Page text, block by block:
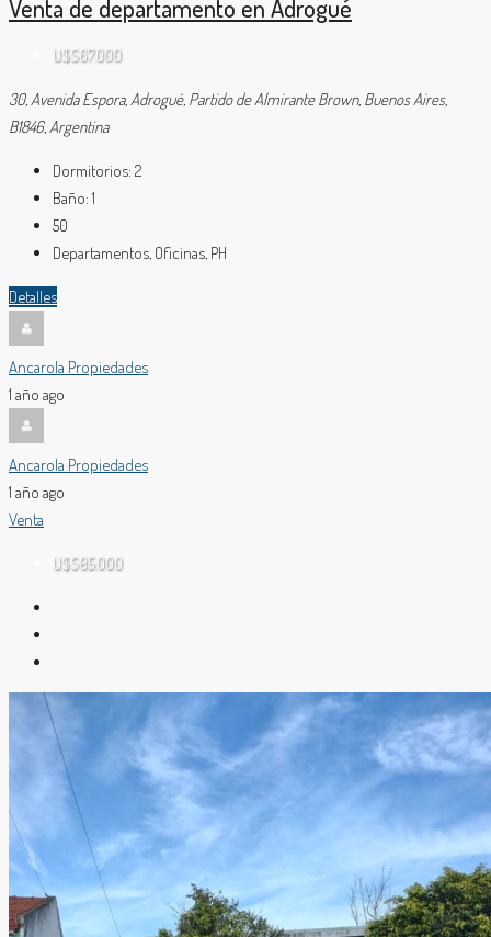
Venta de departamento en Adrogué
U$S67.000
30, Avenida Espora, Adrogué, Partido de Almirante Brown, Buenos Aires,
B1846, Argentina
Dormitorios: 2
Baño: 1
50
Departamentos, Oficinas, PH
Detalles
Ancarola Propiedades
1 año ago
Ancarola Propiedades
1 año ago
Venta
U$S85.000